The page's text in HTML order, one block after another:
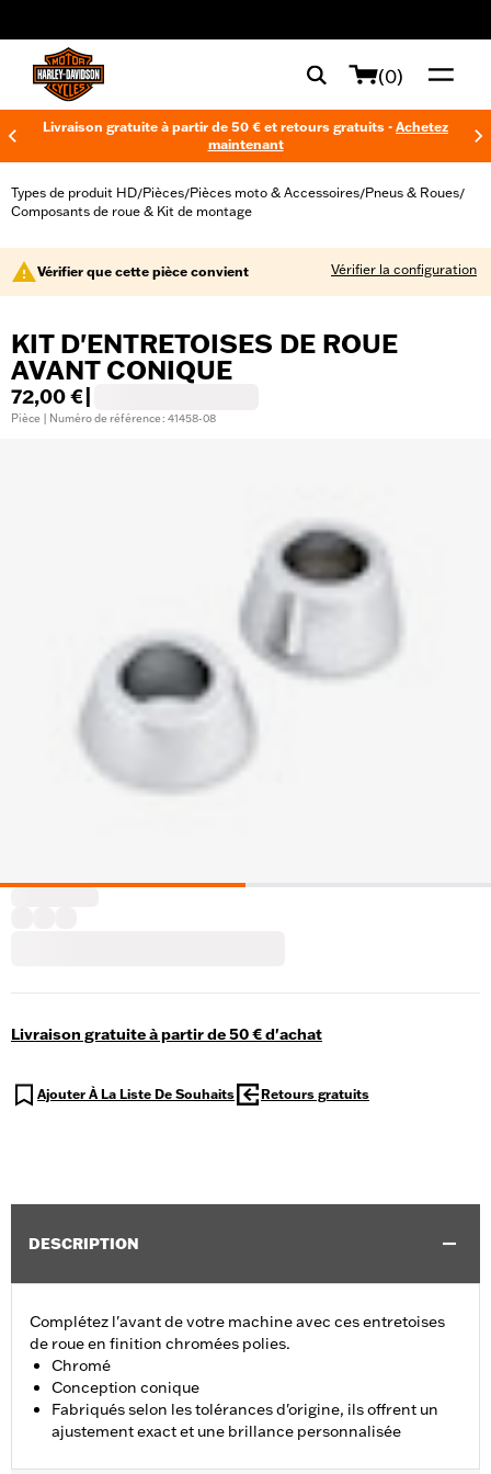
(0)
Livraison gratuite à partir de 50 € et retours gratuits - Achetez
maintenant
Types de produit HD/Pièces/Pièces moto & Accessoires/Pneus & Roues/
Composants de roue & Kit de montage
Vérifier que cette pièce convient Vérifier la configuration
KIT D'ENTRETOISES DE ROUE
AVANT CONIQUE
72,00 €
Pièce | Numéro de référence : 41458-08
Livraison gratuite à partir de 50 € d'achat
Ajouter À La Liste De Souhaits Retours gratuits
DESCRIPTION
Complétez l'avant de votre machine avec ces entretoises
de roue en finition chromées polies.
Chromé
Conception conique
Fabriqués selon les tolérances d'origine, ils offrent un
ajustement exact et une brillance personnalisée